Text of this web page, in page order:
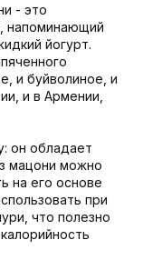
- это
напоминающий
йогурт.
и буйволиное, и
и в Армении,
он обладает
мацони можно
на его основе
при
что полезно